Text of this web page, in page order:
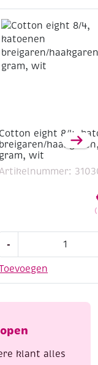
Cotton eight 8/4,
breigaren/
gram, wit
-
4,
klant alles